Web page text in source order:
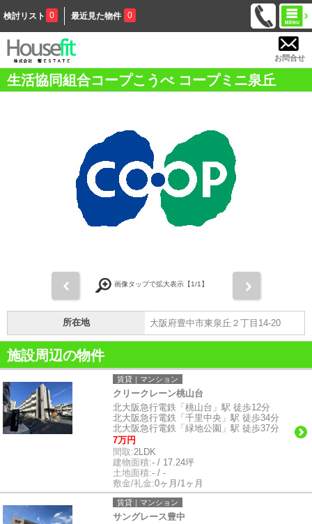
検討リスト 0 最近見た物件 0
お問合せ
生活協同組合コープこうべ コープミニ泉丘
画像タップで拡大表示【1/1】
所在地 大阪府豊中市東泉丘２丁目14-20
施設周辺の物件
賃貸｜マンション
クリークレーン桃山台
北大阪急行電鉄「桃山台」駅 徒歩12分
北大阪急行電鉄「千里中央」駅 徒歩34分
北大阪急行電鉄「緑地公園」駅 徒歩37分
7万円
間取:2LDK
建物面積:- / 17.24坪
土地面積:- / -
敷金/礼金:0ヶ月/1ヶ月
賃貸｜マンション
サングレース豊中